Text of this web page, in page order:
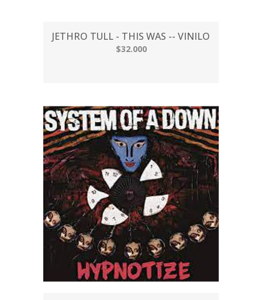
JETHRO TULL - THIS WAS -- VINILO
$32.000